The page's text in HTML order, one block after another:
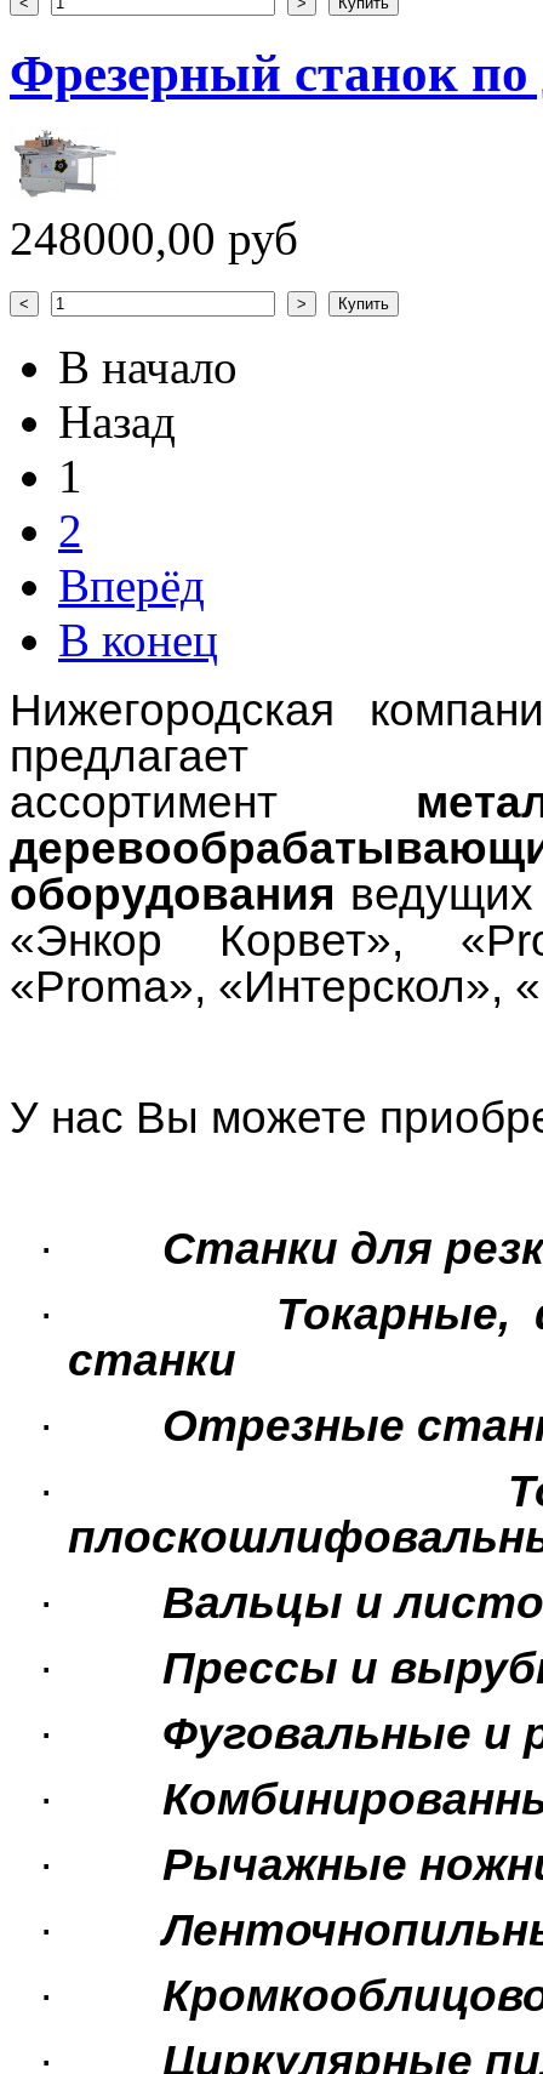
Фрезерный станок по
248000,00 руб
В начало
Назад
1
2
Вперёд
В конец
Нижегородская
ассортимент
оборудования
«Энкор Корвет»,
«Proma», «Интерскол»,
У нас Вы можете
· Станки для
· Токарные,
станки
· Отрезные
·
· Вальцы и
· Прессы и
· Фуговальные и
·
· Рычажные
·
·
· Циркулярные